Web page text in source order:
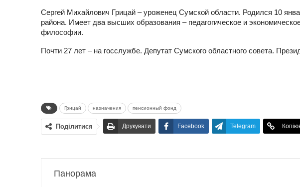
Сергей Михайлович Грицай – уроженец Сумской области. Родился 10
района. Имеет два высших образования – педагогическое и
философии.
Почти 27 лет – на госслужбе. Депутат Сумского областного совета.
Грицай назначения пенсионный фонд
Поділитися Друкувати Facebook Telegram
Панорама